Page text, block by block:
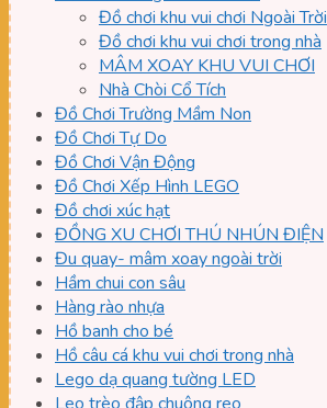
Đồ chơi khu vui chơi Ngoài Trời
Đồ chơi khu vui chơi trong nhà
MÂM XOAY KHU VUI CHƠI
Nhà Chòi Cổ Tích
Đồ Chơi Trường Mầm Non
Đồ Chơi Tự Do
Đồ Chơi Vận Động
Đồ Chơi Xếp Hình LEGO
Đồ chơi xúc hạt
ĐỒNG XU CHƠI THÚ NHÚN ĐIỆN
Đu quay- mâm xoay ngoài trời
Hầm chui con sâu
Hàng rào nhựa
Hồ banh cho bé
Hồ câu cá khu vui chơi trong nhà
Lego dạ quang tường LED